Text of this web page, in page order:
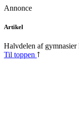
Annonce
Skip
content
Artikel
Halvdelen af gymnasier
Til toppen